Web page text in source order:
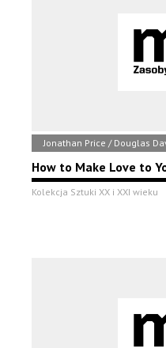
Jonathan Price / Douglas
How to Make Love to
Kolekcja Sztuki XX i XXI wieku